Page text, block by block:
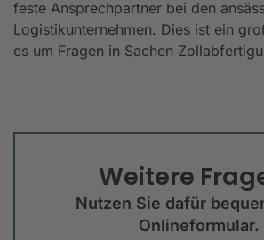
feste Ansprechpartner bei den
Logistikunternehmen. Dies ist ein
es um Fragen in Sachen
Weitere
Nutzen Sie dafür
Onlineformular.